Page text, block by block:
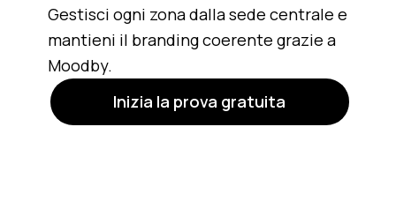
Gestisci ogni zona dalla sede centrale e
mantieni il branding coerente grazie a
Moodby.
Inizia la prova gratuita